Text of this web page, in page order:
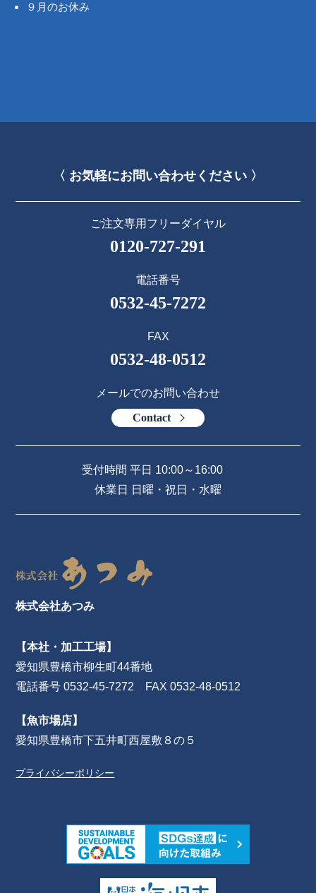
９月のお休み
株式会社あつみ
【本社・加工工場】
愛知県豊橋市柳生町44番地
電話番号 0532-45-7272 FAX 0532-48-0512
【魚市場店】
愛知県豊橋市下五井町西屋敷８の５
プライバシーポリシー
〈 お気軽にお問い合わせください 〉
ご注文専用フリーダイヤル
0120-727-291
電話番号
0532-45-7272
FAX
0532-48-0512
メールでのお問い合わせ
Contact
受付時間 平日 10:00～16:00
休業日 日曜・祝日・水曜